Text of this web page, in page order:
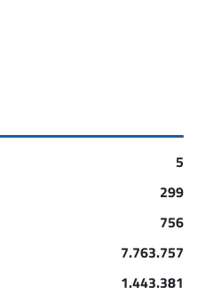
5
299
756
7.763.757
1.443.381